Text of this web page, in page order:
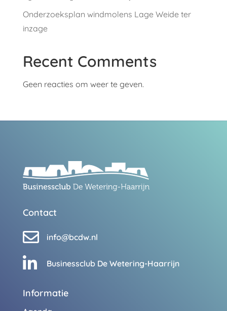
Onderzoeksplan windmolens Lage Weide ter
inzage
Recent Comments
Geen reacties om weer te geven.
Contact
 info@bcdw.nl
 Businessclub De Wetering-Haarrijn
Informatie